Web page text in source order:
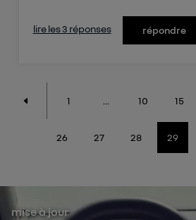
lire les 3 réponses répondre
1 10 15
26 27 28 29
mise à jour